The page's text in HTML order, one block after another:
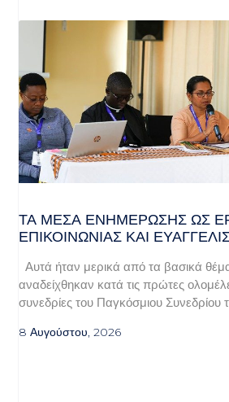
ΤΑ ΜΈΣΑ ΕΝΗΜΈΡΩΣΗΣ ΩΣ
ΕΠΙΚΟΙΝΩΝΊΑΣ ΚΑΙ
Αυτά ήταν μερικά από τα βασικά
αναδείχθηκαν κατά τις πρώτες
συνεδρίες του Παγκόσμιου Συνεδρίου
8 Αυγούστου, 2026